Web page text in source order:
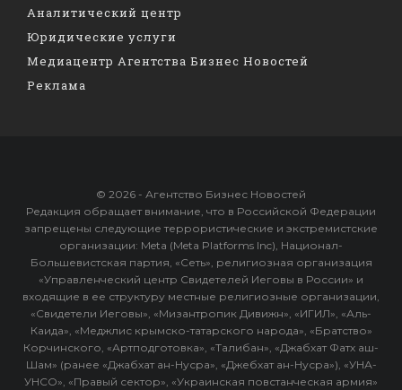
Аналитический центр
Юридические услуги
Медиацентр Агентства Бизнес Новостей
Реклама
© 2026 - Агентство Бизнес Новостей
Редакция обращает внимание, что в Российской Федерации
запрещены следующие террористические и экстремистские
организации: Meta (Meta Platforms Inc), Национал-
Большевистская партия, «Сеть», религиозная организация
«Управленческий центр Свидетелей Иеговы в России» и
входящие в ее структуру местные религиозные организации,
«Свидетели Иеговы», «Мизантропик Дивижн», «ИГИЛ», «Аль-
Каида», «Меджлис крымско-татарского народа», «Братство»
Корчинского, «Артподготовка», «Талибан», «Джабхат Фатх аш-
Шам» (ранее «Джабхат ан-Нусра», «Джебхат ан-Нусра»), «УНА-
УНСО», «Правый сектор», «Украинская повстанческая армия»